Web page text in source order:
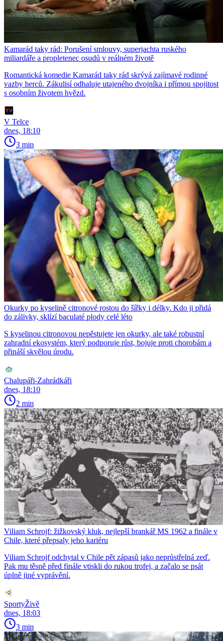
Kamarád taky rád: Porušení smlouvy, superjachta ruského
miliardáře a propletenec osudů v reálném životě
Romantická komedie Kamarád taky rád skrývá zajímavé rodinné
vazby herců. Zákulisí odhaluje utajeného dvojníka i přímou spojitost
s osobním životem hvězd.
V Telce
dnes, 18:10
3 min
Okurky po kyselině citronové rostou do šířky i délky. Kdo ji přidá
do zálivky, sklízí baculaté plody celé léto
S kyselinou citronovou nepěstujete jen okurky, ale také robustní
zahradní ekosystém, který podporuje růst, bojuje proti chorobám a
přináší skvělou úrodu.
Chalupáři-Zahrádkáři
dnes, 18:10
2 min
Viliam Schrojf: žižkovský kluk, nejlepší brankář MS 1962 a finále v
Chile, které přepsaly jeho kariéru
Viliam Schrojf odchytal v Chile pět zápasů jako neprůstřelná zeď.
Pak mu těsně před finále vtiskli do rukou trofej, a začalo se psát
úplně jiné vyprávění.
SportyŽivě
dnes, 18:03
3 min